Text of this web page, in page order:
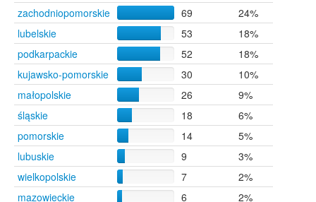
Bąkowo
4
Dębica
4
Giżycko
Myślenice
Nowogard
4
Ruda Śląska
4
Rzeszów
4
Zabrze
Warszawa
3
Zalesie Górne
3
Sępólno Krajeńskie
1
Trzydnik Duży
zachodniopomorskie
69
24%
lubelskie
53
18%
podkarpackie
52
18%
kujawsko-pomorskie
30
10%
małopolskie
26
9%
śląskie
18
6%
pomorskie
14
5%
lubuskie
9
3%
wielkopolskie
7
2%
mazowieckie
6
2%